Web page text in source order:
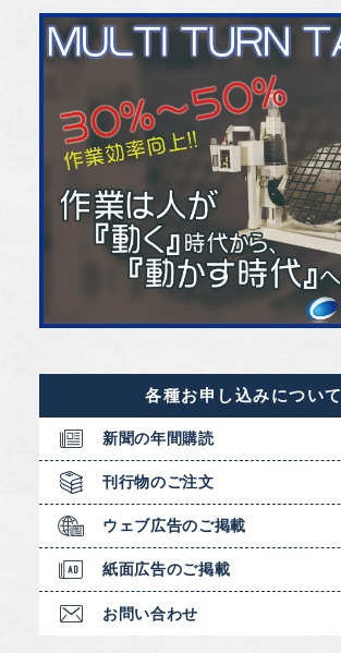
各種お申し込みについて
新聞の年間購読
刊行物のご注文
ウェブ広告のご掲載
紙面広告のご掲載
お問い合わせ